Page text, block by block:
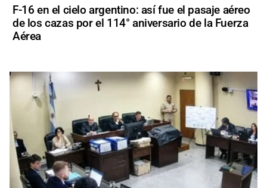
F-16 en el cielo argentino: así fue el pasaje aéreo
de los cazas por el 114° aniversario de la Fuerza
Aérea